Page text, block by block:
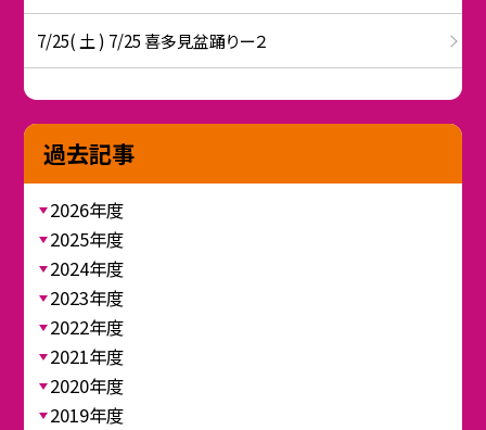
7/25( 土 ) 7/25 喜多見盆踊りー２
過去記事
2026年度
2025年度
2024年度
2023年度
2022年度
2021年度
2020年度
2019年度